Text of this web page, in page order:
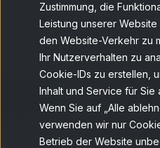
Zustimmung, die
Leistung unserer Website
den Website-Verkehr zu
Ihr Nutzerverhalten zu
Cookie-IDs zu erstellen,
Inhalt und Service für Sie
Wenn Sie auf „Alle
verwenden wir nur
Betrieb der Website
Demo